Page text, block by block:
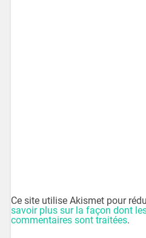
Ce site utilise Akismet pour
savoir plus sur la façon dont
commentaires sont traitées.